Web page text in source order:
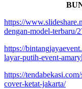
https://
dengan-model-terbaru/
https://
layar-putih-event-
https://
cover-ketat-jakarta/